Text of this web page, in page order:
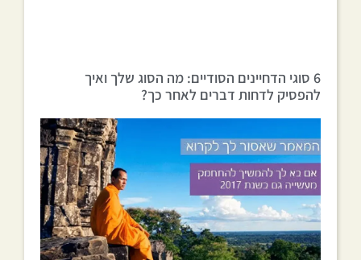
6 סוגי הדחיינים הסודיים: מה הסוג שלך ואיך
להפסיק לדחות דברים לאחר כך?